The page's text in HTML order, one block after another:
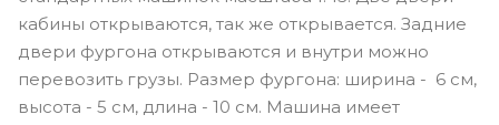
кабины открываются, так же открывается. Задние
двери фургона открываются и внутри можно
перевозить грузы. Размер фургона: ширина - 6 см,
высота - 5 см, длина - 10 см. Машина имеет